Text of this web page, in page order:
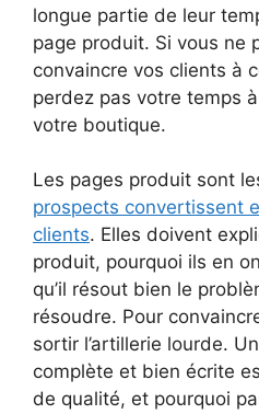
longue partie de leur
page produit. Si vous ne
convaincre vos clients à
perdez pas votre temps
votre boutique.
Les pages produit sont
prospects convertissent
clients. Elles doivent
produit, pourquoi ils en
qu’il résout bien le
résoudre. Pour
sortir l’artillerie lourde.
complète et bien écrite
de qualité, et pourquoi